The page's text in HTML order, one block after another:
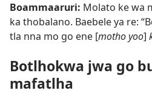
Boammaaruri: Molato ke wa
ka thobalano. Baebele ya re:
tla nna mo go ene [motho yoo]
Botlhokwa jwa go
mafatlha